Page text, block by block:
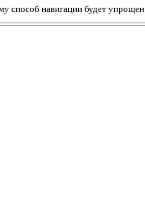
способ навигации будет упрощен.